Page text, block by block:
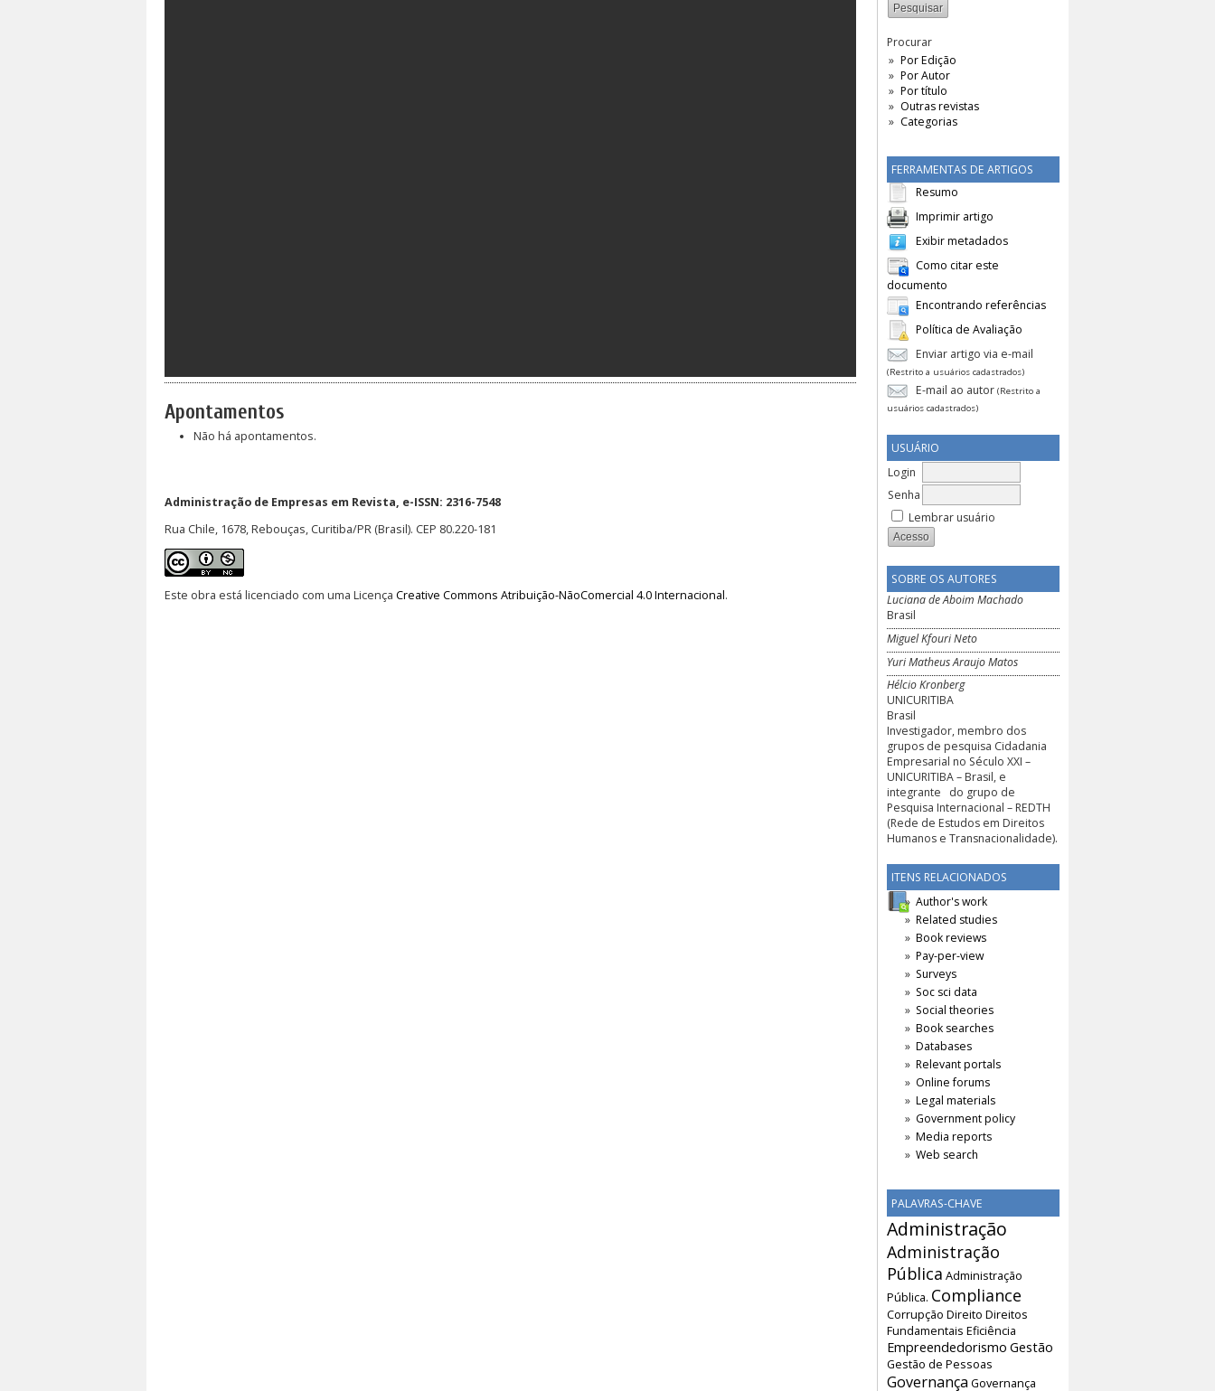
Procurar
Por Edição
Por Autor
Por título
Outras revistas
Categorias
FERRAMENTAS DE ARTIGOS
Resumo
Imprimir artigo
Exibir metadados
Como citar este
documento
Encontrando referências
Política de Avaliação
Enviar artigo via e-mail
(Restrito a usuários cadastrados)
E-mail ao autor (Restrito a
usuários cadastrados)
USUÁRIO
Login
Senha
Lembrar usuário
SOBRE OS AUTORES
Luciana de Aboim Machado
Brasil
Miguel Kfouri Neto
Yuri Matheus Araujo Matos
Hélcio Kronberg
UNICURITIBA
Brasil
Investigador, membro dos
grupos de pesquisa Cidadania
Empresarial no Século XXI –
UNICURITIBA – Brasil, e
integrante do grupo de
Pesquisa Internacional – REDTH
(Rede de Estudos em Direitos
Humanos e Transnacionalidade).
ITENS RELACIONADOS
Author's work
Related studies
Book reviews
Pay-per-view
Surveys
Soc sci data
Social theories
Book searches
Databases
Relevant portals
Online forums
Legal materials
Government policy
Media reports
Web search
PALAVRAS-CHAVE
Administração
Administração
Pública Administração
Pública. Compliance
Corrupção Direito Direitos
Fundamentais Eficiência
Empreendedorismo Gestão
Gestão de Pessoas
Governança Governança
Apontamentos
Não há apontamentos.
Administração de Empresas em Revista, e-ISSN: 2316-7548
Rua Chile, 1678, Rebouças, Curitiba/PR (Brasil). CEP 80.220-181
Este obra está licenciado com uma Licença Creative Commons Atribuição-NãoComercial 4.0 Internacional.